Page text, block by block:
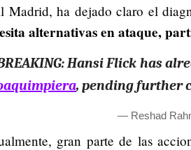
Madrid, ha dejado claro el
alternativas en ataque,
Hansi Flick has
, pending further
— Reshad
gran parte de las